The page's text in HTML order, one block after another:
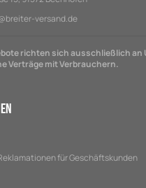
versand.de
richten sich ausschließlich an
Verträge mit Verbrauchern.
für Geschäftskunden